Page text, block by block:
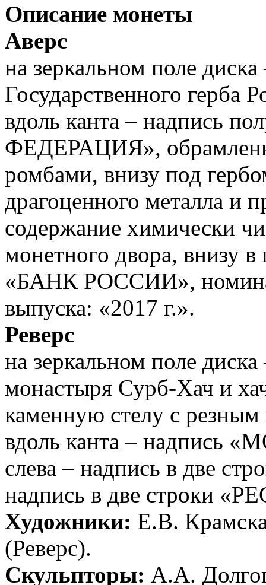
Описание монеты
Аверс
на зеркальном поле
Государственного герба
вдоль канта – надпись
ФЕДЕРАЦИЯ»,
ромбами, внизу под
драгоценного металла и
содержание химически
монетного двора, внизу
«БАНК РОССИИ»,
выпуска: «2017 г.».
Реверс
на зеркальном поле
монастыря Сурб-Хач и
каменную стелу с резным
вдоль канта –
слева – надпись в две
надпись в две строки
Художники: Е.В.
(Реверс).
Скульпторы: А.А.